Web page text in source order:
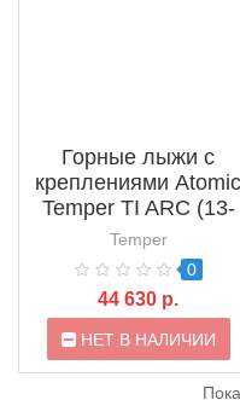
Горные лыжи с
креплениями Atomic
Temper TI ARC (13-
14)
Temper
0
44 630 р.
НЕТ В НАЛИЧИИ